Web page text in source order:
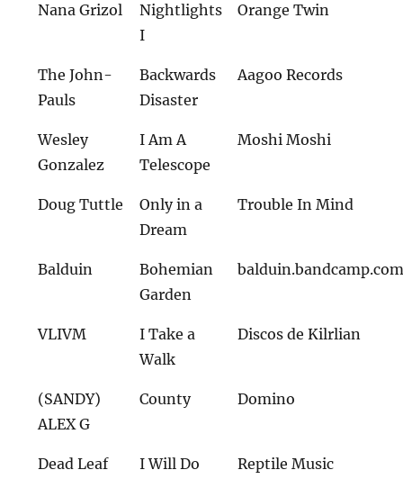
Nana Grizol
Nightlights
I
Orange Twin
The John-
Pauls
Backwards
Disaster
Aagoo Records
Wesley
Gonzalez
I Am A
Telescope
Moshi Moshi
Doug Tuttle
Only in a
Dream
Trouble In Mind
Balduin
Bohemian
Garden
VLIVM
I Take a
Walk
Discos de Kilrlian
(SANDY)
ALEX G
County Domino
Dead Leaf
I Will Do
Reptile Music